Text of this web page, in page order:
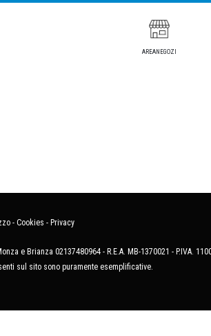
AREANEGOZI
- Cookies - Privacy
e Brianza 02137480964 - R.E.A. MB-1370021 - P.IVA.
sul sito sono puramente esemplificative.